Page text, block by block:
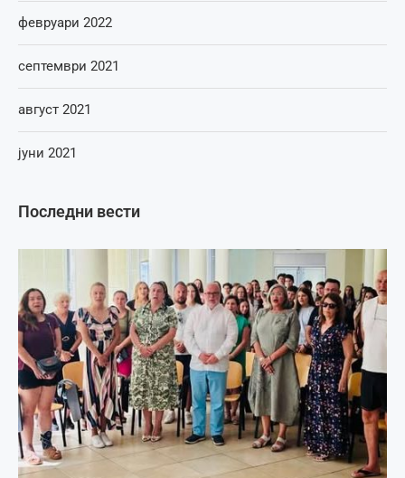
Последни вести
февруари 2022
септември 2021
август 2021
јуни 2021